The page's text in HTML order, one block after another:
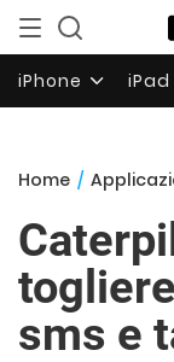
iPhone iPad
Home /
sms e